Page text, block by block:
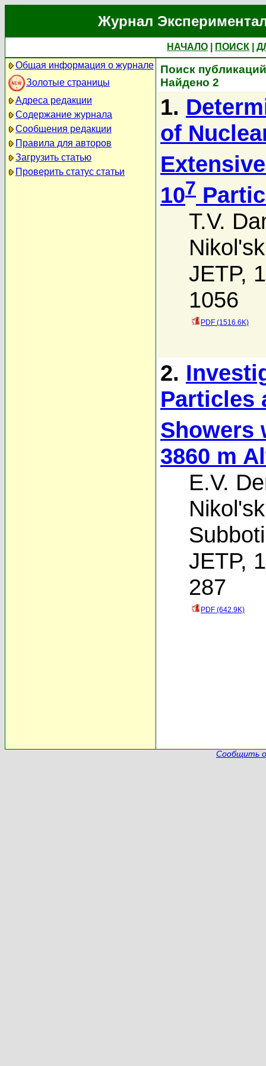
Журнал
НАЧАЛО ПОИСК
Общая информация о журнале
Золотые страницы
Адреса редакции
Содержание журнала
Сообщения редакции
Правила для авторов
Загрузить статью
Проверить статус статьи
Поиск
Найдено 2
1.
of
107
T.V.
JETP,
1056
PDF (1516.6K)
2.
Particles
Showers
3860 m
E.V.
JETP,
287
PDF (642.9K)
Сообщить о